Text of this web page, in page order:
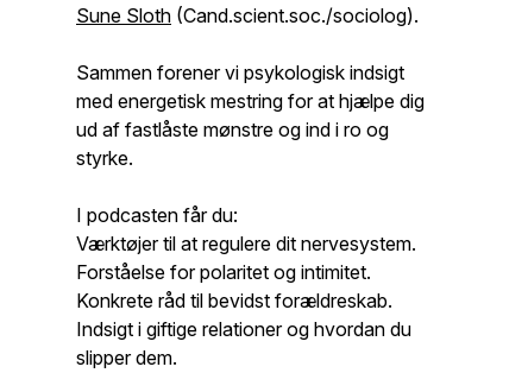
Sune Sloth (Cand.scient.soc./sociolog).
Sammen forener vi psykologisk indsigt
med energetisk mestring for at hjælpe dig
ud af fastlåste mønstre og ind i ro og
styrke.
I podcasten får du:
Værktøjer til at regulere dit nervesystem.
Forståelse for polaritet og intimitet.
Konkrete råd til bevidst forældreskab.
Indsigt i giftige relationer og hvordan du
slipper dem.